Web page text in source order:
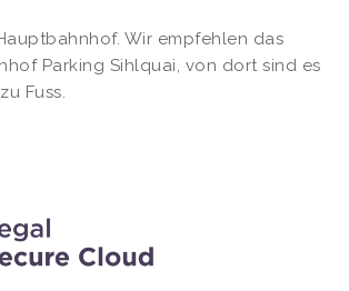
Wir empfehlen das
Parking Sihlquai, von dort sind es
Fuss.